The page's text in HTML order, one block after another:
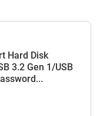
Hard Disk
3.2 Gen 1/USB